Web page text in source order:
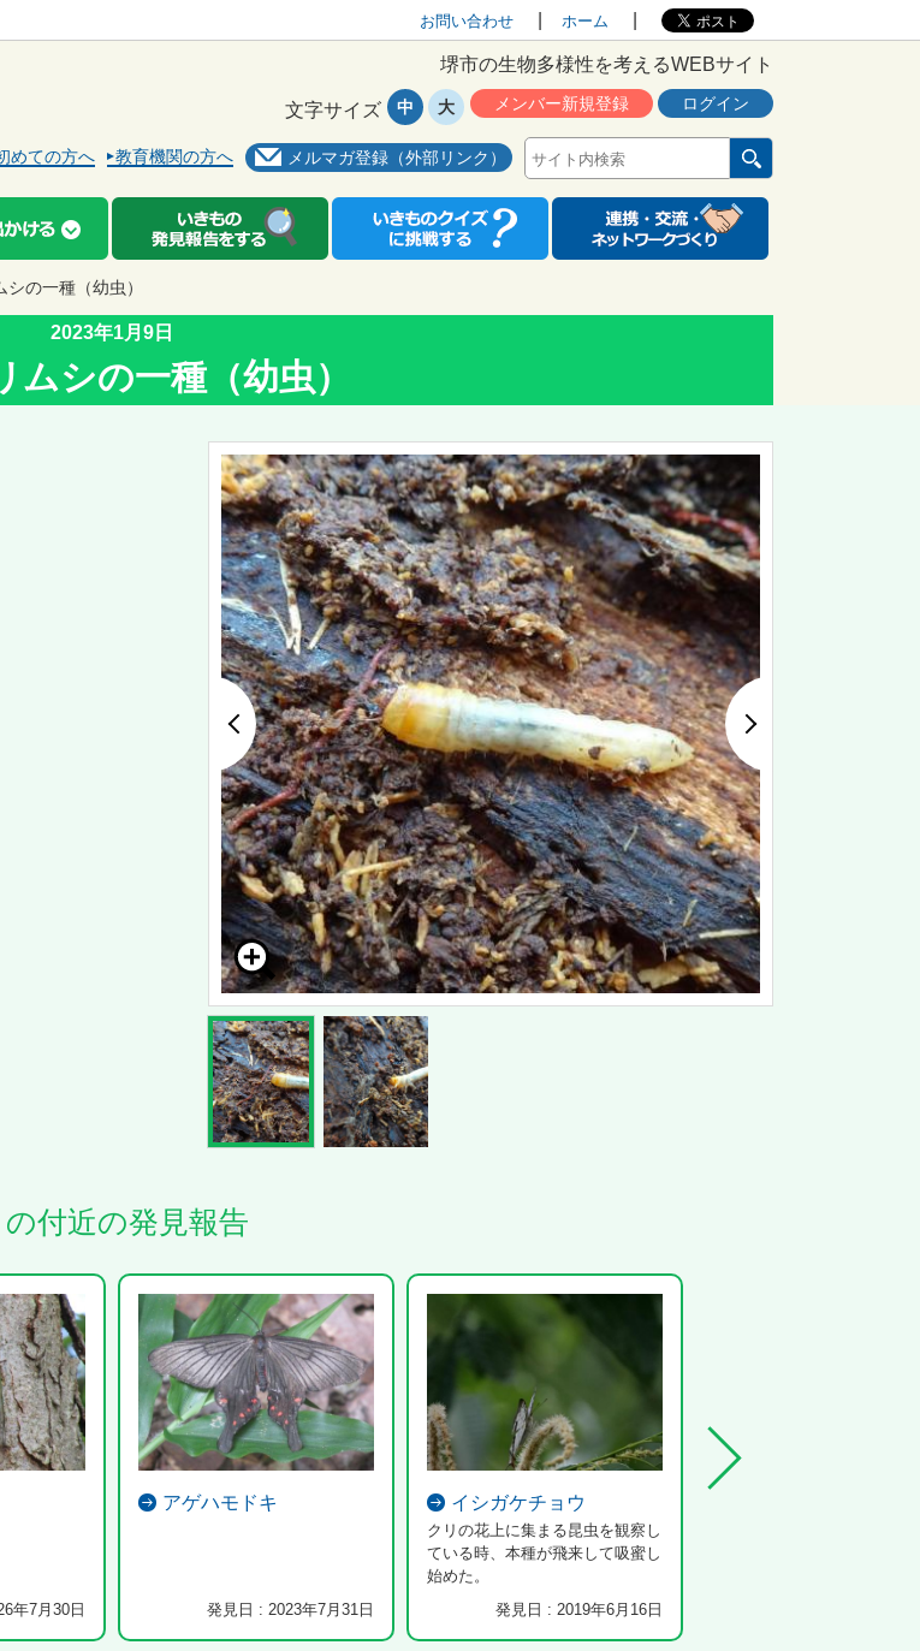
お問い合わせ ホーム
堺市の生物多様性を考えるWEBサイト
めての方へ 教育機関の方へ メルマガ登録（外部リンク）
メンバー新規登録 ログイン
文字サイズ 中 大
シの一種（幼虫）
2023年1月9日
ムシの一種（幼虫）
の付近の発見報告
年7月30日
アゲハモドキ
発見日 : 2023年7月31日
イシガケチョウ
クリの花上に集まる昆虫を観察し
ている時、本種が飛来して吸蜜し
始めた。
発見日 : 2019年6月16日